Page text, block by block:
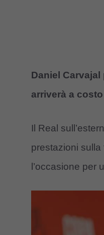
Daniel
arriverà a
Il Real
prestazioni
l’occasione per